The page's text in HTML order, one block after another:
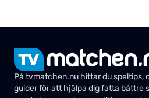
På tvmatchen.nu hittar du speltips,
guider för att hjälpa dig fatta bättre